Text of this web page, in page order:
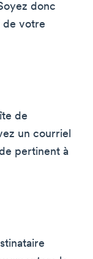
donc
de votre
de
un courriel
pertinent à